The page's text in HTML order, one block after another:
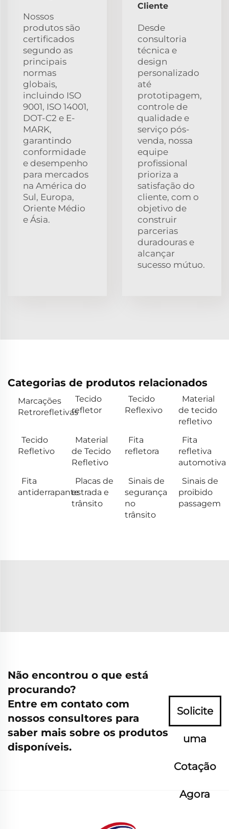
Nossos
produtos são
certificados
segundo as
principais
normas
globais,
incluindo ISO
9001, ISO 14001,
DOT-C2 e E-
MARK,
garantindo
conformidade
e desempenho
para mercados
na América do
Sul, Europa,
Oriente Médio
e Ásia.
Cliente
Desde
consultoria
técnica e
design
personalizado
até
prototipagem,
controle de
qualidade e
serviço pós-
venda, nossa
equipe
profissional
prioriza a
satisfação do
cliente, com o
objetivo de
construir
parcerias
duradouras e
alcançar
sucesso mútuo.
Categorias de produtos relacionados
Marcações
Retrorefletivas
Tecido
refletor
Tecido
Reflexivo
Material
de tecido
refletivo
Tecido
Refletivo
Material
de Tecido
Refletivo
Fita
refletora
Fita
refletiva
automotiva
Fita
antiderrapante
Placas de
estrada e
trânsito
Sinais de
segurança
no
trânsito
Sinais de
proibido
passagem
Não encontrou o que está
procurando?
Entre em contato com
nossos consultores para
saber mais sobre os produtos
disponíveis.
Solicite
uma
Cotação
Agora